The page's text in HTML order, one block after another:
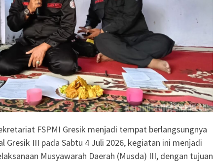
FSPMI Gresik menjadi tempat berlangsungnya
Gresik III pada Sabtu 4 Juli 2026, kegiatan ini menjadi
Musyawarah Daerah (Musda) III, dengan tujuan